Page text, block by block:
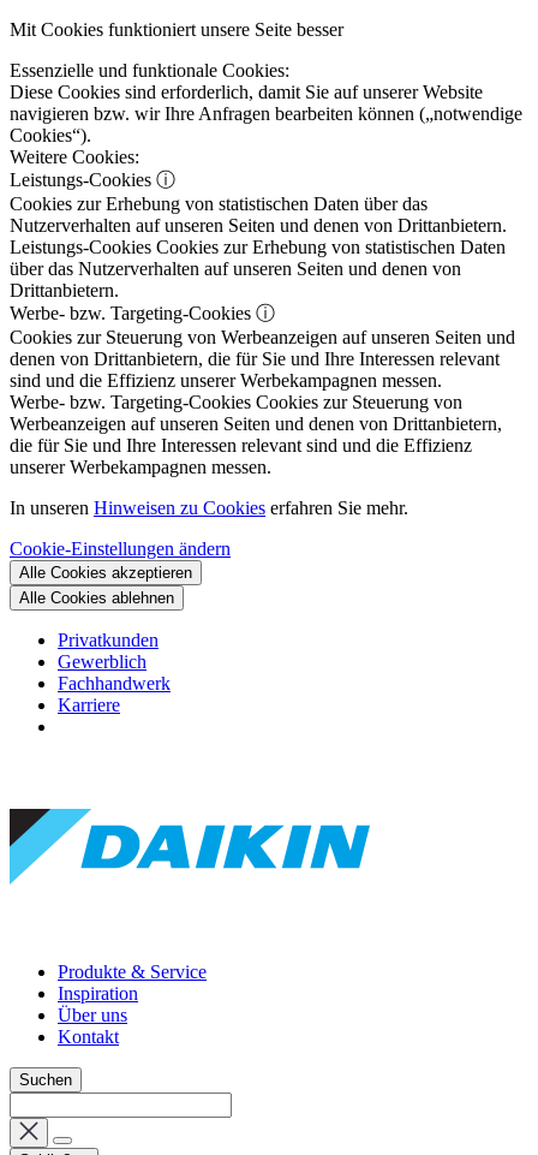
Mit Cookies funktioniert unsere Seite besser
Essenzielle und funktionale Cookies:
Diese Cookies sind erforderlich, damit Sie auf unserer Website
navigieren bzw. wir Ihre Anfragen bearbeiten können („notwendige
Cookies“).
Weitere Cookies:
Leistungs-Cookies ⓘ
Cookies zur Erhebung von statistischen Daten über das
Nutzerverhalten auf unseren Seiten und denen von Drittanbietern.
Leistungs-Cookies Cookies zur Erhebung von statistischen Daten
über das Nutzerverhalten auf unseren Seiten und denen von
Drittanbietern.
Werbe- bzw. Targeting-Cookies ⓘ
Cookies zur Steuerung von Werbeanzeigen auf unseren Seiten und
denen von Drittanbietern, die für Sie und Ihre Interessen relevant
sind und die Effizienz unserer Werbekampagnen messen.
Werbe- bzw. Targeting-Cookies Cookies zur Steuerung von
Werbeanzeigen auf unseren Seiten und denen von Drittanbietern,
die für Sie und Ihre Interessen relevant sind und die Effizienz
unserer Werbekampagnen messen.
In unseren Hinweisen zu Cookies erfahren Sie mehr.
Cookie-Einstellungen ändern
Alle Cookies akzeptieren
Alle Cookies ablehnen
Privatkunden
Gewerblich
Fachhandwerk
Karriere
Produkte & Service
Inspiration
Über uns
Kontakt
Suchen